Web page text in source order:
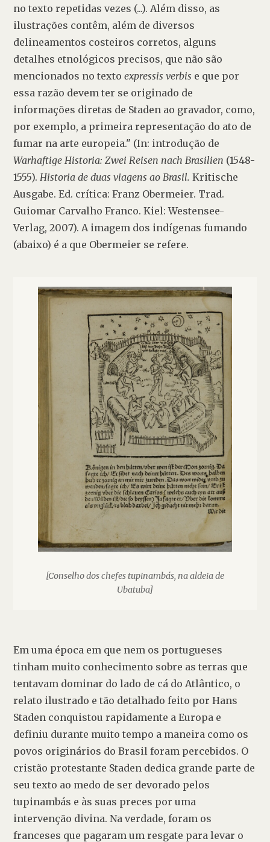
no texto repetidas vezes (...). Além disso, as
ilustrações contêm, além de diversos
delineamentos costeiros corretos, alguns
detalhes etnológicos precisos, que não são
mencionados no texto expressis verbis e que por
essa razão devem ter se originado de
informações diretas de Staden ao gravador, como,
por exemplo, a primeira representação do ato de
Warhaftige Historia: Zwei Reisen nach Brasilien (1548-
1555). Historia de duas viagens ao Brasil. Kritische
Ausgabe. Ed. crítica: Franz Obermeier. Trad.
Guiomar Carvalho Franco. Kiel: Westensee-
Verlag, 2007). A imagem dos indígenas fumando
(abaixo) é a que Obermeier se refere.
[Conselho dos chefes tupinambás, na aldeia de
Ubatuba]
Em uma época em que nem os portugueses
tinham muito conhecimento sobre as terras que
tentavam dominar do lado de cá do Atlântico, o
relato ilustrado e tão detalhado feito por Hans
Staden conquistou rapidamente a Europa e
definiu durante muito tempo a maneira como os
povos originários do Brasil foram percebidos. O
cristão protestante Staden dedica grande parte de
seu texto ao medo de ser devorado pelos
tupinambás e às suas preces por uma
intervenção divina. Na verdade, foram os
franceses que pagaram um resgate para levar o